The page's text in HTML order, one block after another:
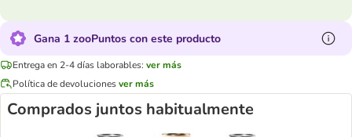
Gana 1 zooPuntos con este producto
Entrega en 2-4 días laborables: ver más
Política de devolucionesver más
Comprados juntos habitualmente